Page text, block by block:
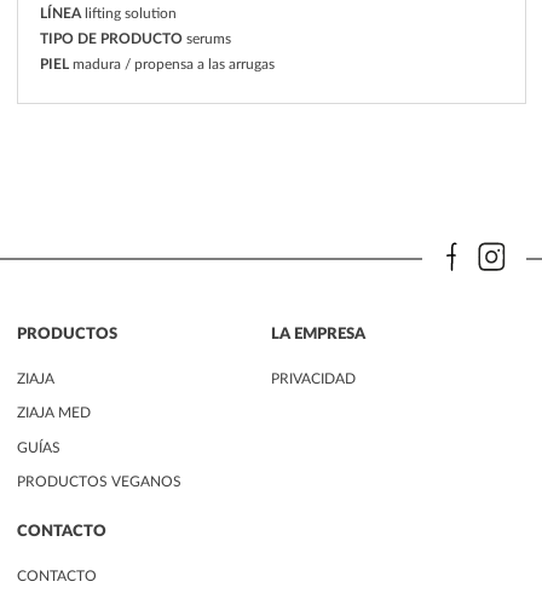
LÍNEA lifting solution
TIPO DE PRODUCTO serums
PIEL madura / propensa a las arrugas
PRODUCTOS
ZIAJA
ZIAJA MED
GUÍAS
PRODUCTOS VEGANOS
LA EMPRESA
PRIVACIDAD
CONTACTO
CONTACTO